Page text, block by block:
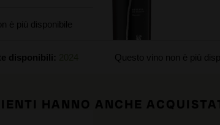
è più disponibile
disponibili: Questo vino non è più
HANNO ANCHE